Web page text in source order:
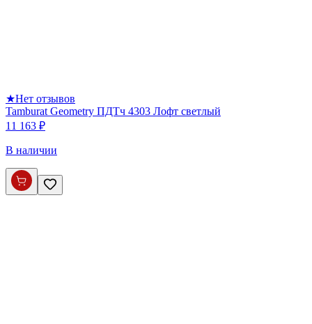
★Нет отзывов
Tamburat Geometry ПДТч 4303 Лофт светлый
11 163 ₽
В наличии